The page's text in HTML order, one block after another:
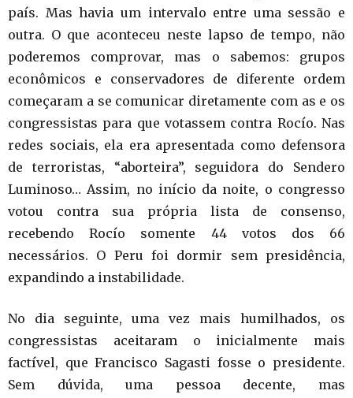
país. Mas havia um intervalo entre uma sessão e
outra. O que aconteceu neste lapso de tempo, não
poderemos comprovar, mas o sabemos: grupos
econômicos e conservadores de diferente ordem
começaram a se comunicar diretamente com as e os
congressistas para que votassem contra Rocío. Nas
redes sociais, ela era apresentada como defensora
de terroristas, “aborteira”, seguidora do Sendero
Luminoso… Assim, no início da noite, o congresso
votou contra sua própria lista de consenso,
recebendo Rocío somente 44 votos dos 66
necessários. O Peru foi dormir sem presidência,
expandindo a instabilidade.
No dia seguinte, uma vez mais humilhados, os
congressistas aceitaram o inicialmente mais
factível, que Francisco Sagasti fosse o presidente.
Sem dúvida, uma pessoa decente, mas